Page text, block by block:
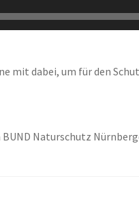
mit dabei, um für den
Naturschutz